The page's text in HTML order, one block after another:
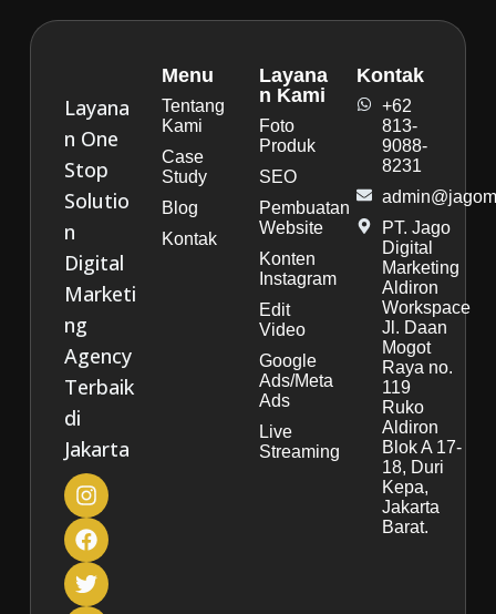
Layana
n One
Stop
Solutio
n
Digital
Marketi
ng
Agency
Terbaik
di
Jakarta
Menu
Tentang
Kami
Case
Study
Blog
Kontak
Layana
n Kami
Foto
Produk
SEO
Pembuatan
Website
Konten
Instagram
Edit
Video
Google
Ads/Meta
Ads
Live
Streaming
Kontak
+62
813-
9088-
8231
PT. Jago
Digital
Marketing
Aldiron
Workspace
Jl. Daan
Mogot
Raya no.
119
Ruko
Aldiron
Blok A 17-
18, Duri
Kepa,
Jakarta
Barat.